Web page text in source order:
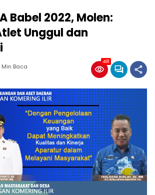
Babel 2022, Molen:
Unggul dan
Min Baca
481